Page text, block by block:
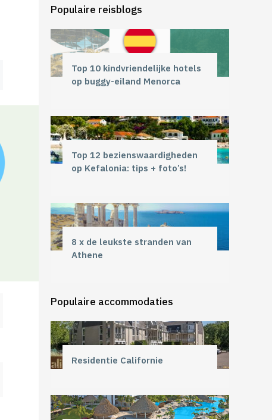
Populaire reisblogs
Top 10 kindvriendelijke hotels
op buggy-eiland Menorca
Top 12 bezienswaardigheden
op Kefalonia: tips + foto’s!
8 x de leukste stranden van
Athene
Populaire accommodaties
Residentie Californie